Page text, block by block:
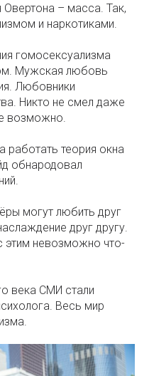
– масса. Так,
и наркотиками.
гомосексуализма
Мужская любовь
Любовники
Никто не смел даже
возможно.
работать теория окна
обнародовал
могут любить друг
друг другу.
этим невозможно что-
века СМИ стали
Весь мир